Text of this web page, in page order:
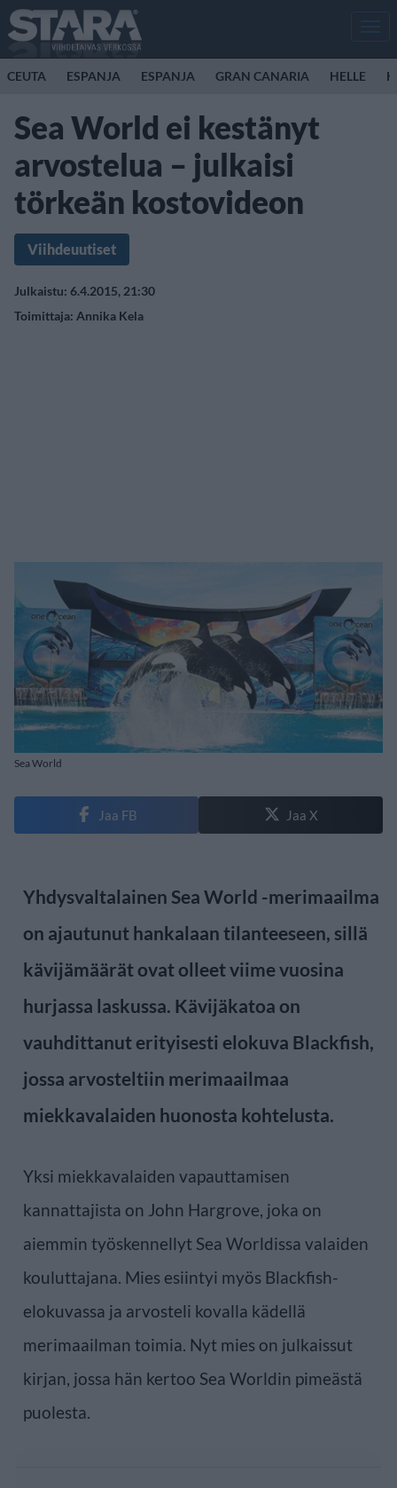
CEUTA ESPANJA ESPANJA GRAN CANARIA HELLE
Sea World ei kestänyt
arvostelua – julkaisi
törkeän kostovideon
Viihdeuutiset
Julkaistu: 6.4.2015, 21:30
Toimittaja: Annika Kela
Sea World
Jaa FB Jaa X
Yhdysvaltalainen Sea World -merimaailma
on ajautunut hankalaan tilanteeseen, sillä
kävijämäärät ovat olleet viime vuosina
hurjassa laskussa. Kävijäkatoa on
vauhdittanut erityisesti elokuva Blackfish,
jossa arvosteltiin merimaailmaa
miekkavalaiden huonosta kohtelusta.
Yksi miekkavalaiden vapauttamisen
kannattajista on John Hargrove, joka on
aiemmin työskennellyt Sea Worldissa valaiden
kouluttajana. Mies esiintyi myös Blackfish-
elokuvassa ja arvosteli kovalla kädellä
merimaailman toimia. Nyt mies on julkaissut
kirjan, jossa hän kertoo Sea Worldin pimeästä
puolesta.